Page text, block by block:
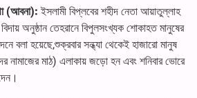
(আবনা):ইসলামী বিপ্লবের শহীদ নেতা আয়াতুল্লাহ
অনুষ্ঠান তেহরানে বিপুলসংখ্যক শোকাহত মানুষের
বলা হয়েছে,শুক্রবার সন্ধ্যা থেকেই হাজারো মানুষ
নামাজের মাঠ) এলাকায় জড়ো হন এবং শনিবার ভোরে